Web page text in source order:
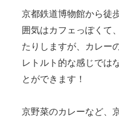
京都鉄道博物館から徒
囲気はカフェっぽくて
たりしますが、カレー
レトルト的な感じでは
とができます！
京野菜のカレーなど、